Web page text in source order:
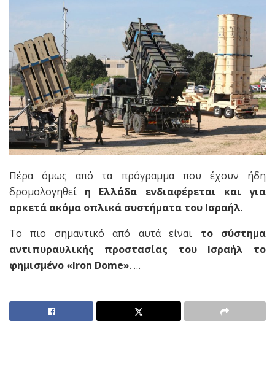
Πέρα όμως από τα πρόγραμμα που έχουν ήδη
δρομολογηθεί η Ελλάδα ενδιαφέρεται και για
αρκετά ακόμα οπλικά συστήματα του Ισραήλ.
Το πιο σημαντικό από αυτά είναι το σύστημα
αντιπυραυλικής προστασίας του Ισραήλ το
φημισμένο «Iron Dome». …